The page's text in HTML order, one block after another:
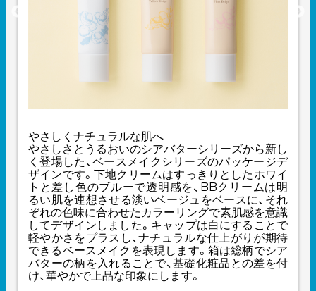
やさしくナチュラルな肌へ
やさしさとうるおいのシアバターシリーズから新し
く登場した、ベースメイクシリーズのパッケージデ
ザインです。下地クリームはすっきりとしたホワイ
トと差し色のブルーで透明感を、BBクリームは明
るい肌を連想させる淡いベージュをベースに、それ
ぞれの色味に合わせたカラーリングで素肌感を意識
してデザインしました。キャップは白にすることで
軽やかさをプラスし、ナチュラルな仕上がりが期待
できるベースメイクを表現します。箱は総柄でシア
バターの柄を入れることで、基礎化粧品との差を付
け、華やかで上品な印象にします。